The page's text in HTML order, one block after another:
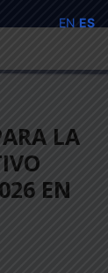
LA
EN
EN ES